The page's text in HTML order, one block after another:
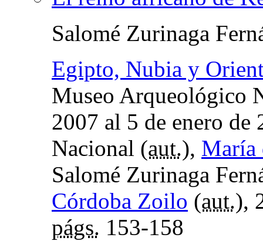
Salomé Zurinaga
Egipto, Nubia y
Museo Arqueológico
2007 al 5 de enero de
Nacional (aut.), María
Salomé Zurinaga
Córdoba Zoilo (aut.),
págs. 153-158